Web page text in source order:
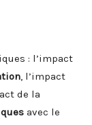
: l’impact
, l’impact
de la
avec le